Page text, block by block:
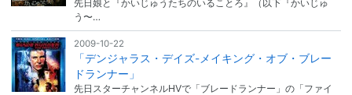
先日娘と『かいじゅうたちのいることろ』（以下『かいじゅ
う〜…
2009-10-22
「デンジャラス・デイズ-メイキング・オブ・ブレー
ドランナー」
先日スターチャンネルHVで「ブレードランナー」の「ファイ